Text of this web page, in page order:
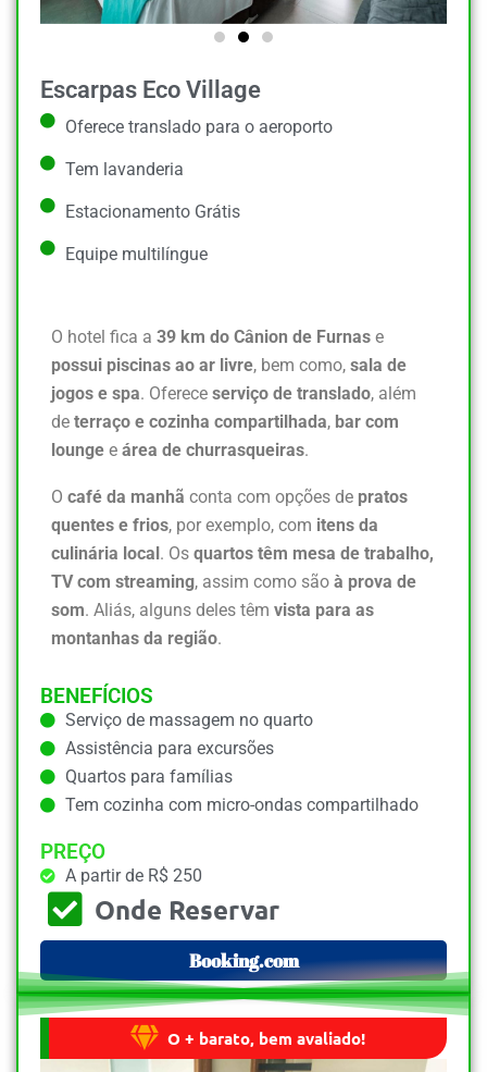
Escarpas Eco Village
Oferece translado para o aeroporto
Tem lavanderia
Estacionamento Grátis
Equipe multilíngue
O hotel fica a 39 km do Cânion de Furnas e
possui piscinas ao ar livre, bem como, sala de
jogos e spa. Oferece serviço de translado, além
de terraço e cozinha compartilhada, bar com
lounge e área de churrasqueiras.
O café da manhã conta com opções de pratos
quentes e frios, por exemplo, com itens da
culinária local. Os quartos têm mesa de trabalho,
TV com streaming, assim como são à prova de
som. Aliás, alguns deles têm vista para as
montanhas da região.
BENEFÍCIOS
Serviço de massagem no quarto
Assistência para excursões
Quartos para famílias
Tem cozinha com micro-ondas compartilhado
PREÇO
A partir de R$ 250
Onde Reservar
Booking.com
O + barato, bem avaliado!